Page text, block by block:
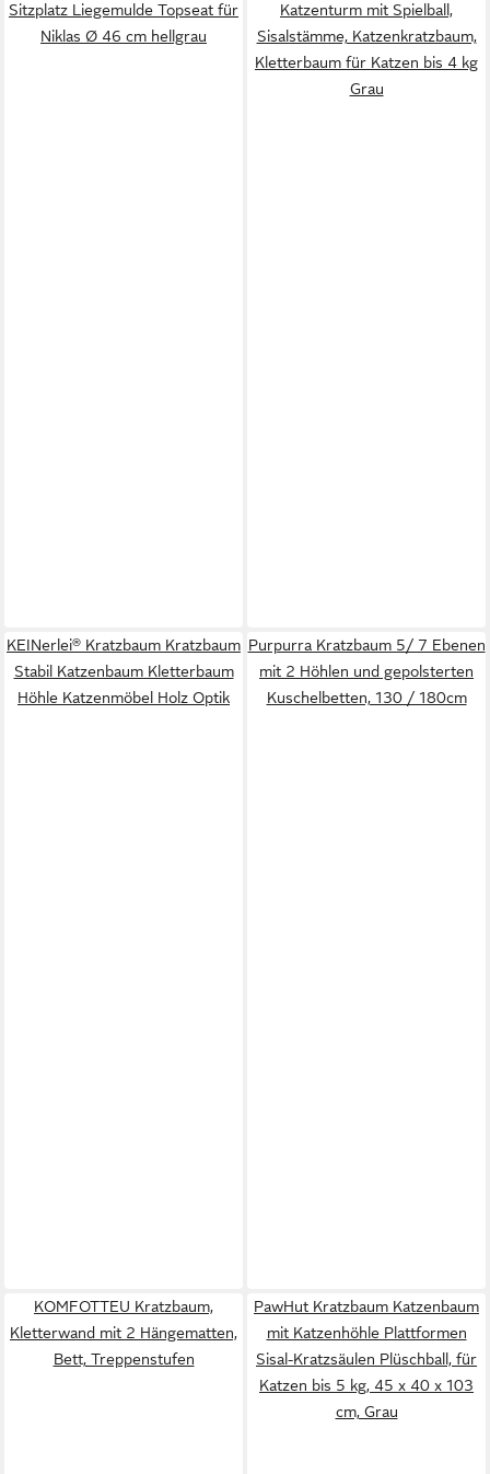
Sitzplatz Liegemulde Topseat für
Niklas Ø 46 cm hellgrau
Katzenturm mit Spielball,
Sisalstämme, Katzenkratzbaum,
Kletterbaum für Katzen bis 4 kg
Grau
KEINerlei® Kratzbaum Kratzbaum
Stabil Katzenbaum Kletterbaum
Höhle Katzenmöbel Holz Optik
Purpurra Kratzbaum 5/ 7 Ebenen
mit 2 Höhlen und gepolsterten
Kuschelbetten, 130 / 180cm
KOMFOTTEU Kratzbaum,
Kletterwand mit 2 Hängematten,
Bett, Treppenstufen
PawHut Kratzbaum Katzenbaum
mit Katzenhöhle Plattformen
Sisal-Kratzsäulen Plüschball, für
Katzen bis 5 kg, 45 x 40 x 103
cm, Grau